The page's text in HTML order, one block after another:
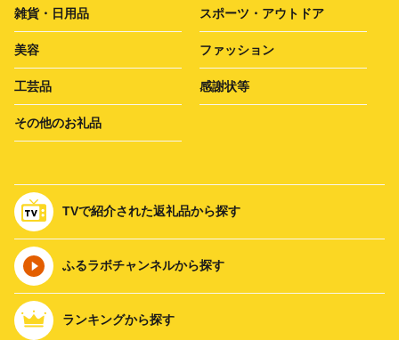
雑貨・日用品 スポーツ・アウトドア
美容 ファッション
工芸品 感謝状等
その他のお礼品
TVで紹介された返礼品から探す
ふるラボチャンネルから探す
ランキングから探す